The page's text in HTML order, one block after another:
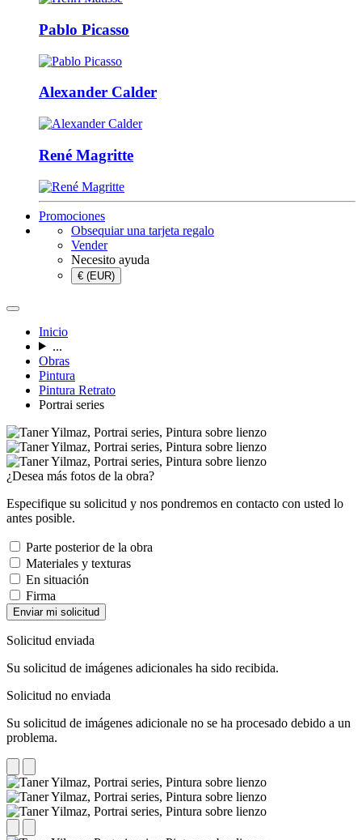
Pablo Picasso
Alexander Calder
René Magritte
Promociones
Obsequiar una tarjeta regalo
Vender
Necesito ayuda
€ (EUR)
Inicio
...
Obras
Pintura
Pintura Retrato
Portrai series
¿Desea más fotos de la obra?
Especifique su solicitud y nos pondremos en contacto con usted lo
antes posible.
Parte posterior de la obra
Materiales y texturas
En situación
Firma
Enviar mi solicitud
Solicitud enviada
Su solicitud de imágenes adicionales ha sido recibida.
Solicitud no enviada
Su solicitud de imágenes adicionale no se ha procesado debido a un
problema.